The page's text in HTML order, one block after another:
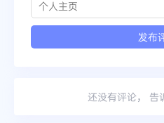
还没有评论， 告